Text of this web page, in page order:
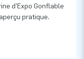
d'Expo Gonflable
pratique.